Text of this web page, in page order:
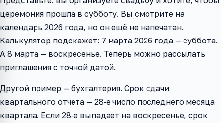
церемония прошла в субботу. Вы смотрите на
календарь 2026 года, но он ещё не напечатан.
Калькулятор подскажет: 7 марта 2026 года — суббота.
А 8 марта — воскресенье. Теперь можно рассылать
приглашения с точной датой.
Другой пример — бухгалтерия. Срок сдачи
квартального отчёта — 28‑е число последнего месяца
квартала. Если 28‑е выпадает на воскресенье, срок